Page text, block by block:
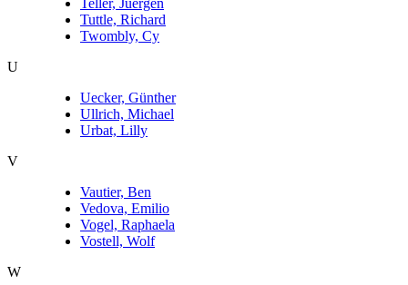
Teller, Juergen
Tuttle, Richard
Twombly, Cy
U
Uecker, Günther
Ullrich, Michael
Urbat, Lilly
V
Vautier, Ben
Vedova, Emilio
Vogel, Raphaela
Vostell, Wolf
W